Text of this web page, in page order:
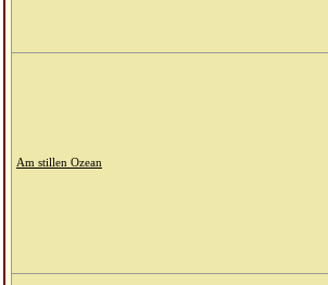
Am stillen Ozean